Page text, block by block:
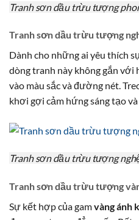
Tranh sơn dầu trừu tượng
Tranh sơn dầu trừu tượng
Dành cho những ai yêu thích
dòng tranh này không gắn với
vào màu sắc và đường nét.
khơi gợi cảm hứng sáng tạo
Tranh sơn dầu trừu tượng
Tranh sơn dầu trừu tượng
Sự kết hợp của gamvàng ánh